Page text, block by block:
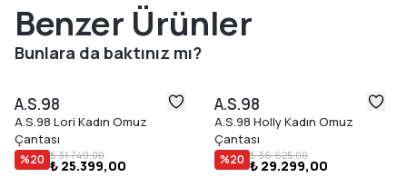
Benzer Ürünler
Bunlara da baktınız mı?
A.S.98
A.S.98 Lori Kadın Omuz
Çantası
%20 ₺ 31.749,00
₺ 25.399,00
A.S.98
A.S.98 Holly Kadın Omuz
Çantası
%20 ₺ 36.625,00
₺ 29.299,00